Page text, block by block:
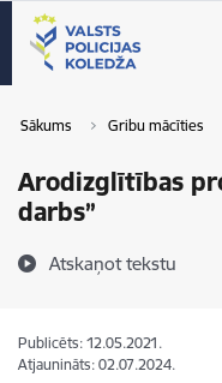
Sākums Gribu mācīties
Arodizglītības
darbs”
Atskaņot tekstu
Publicēts: 12.05.2021.
Atjaunināts: 02.07.2024.